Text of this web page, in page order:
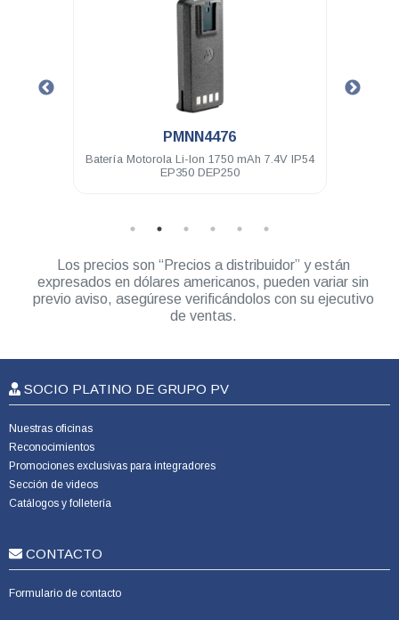
PMNN4476
Batería Motorola Li-Ion 1750 mAh 7.4V IP54
EP350 DEP250
Los precios son “Precios a distribuidor” y están
expresados en dólares americanos, pueden variar sin
previo aviso, asegúrese verificándolos con su ejecutivo
de ventas.
SOCIO PLATINO DE GRUPO PV
Nuestras oficinas
Reconocimientos
Promociones exclusivas para integradores
Sección de videos
Catálogos y folletería
CONTACTO
Formulario de contacto